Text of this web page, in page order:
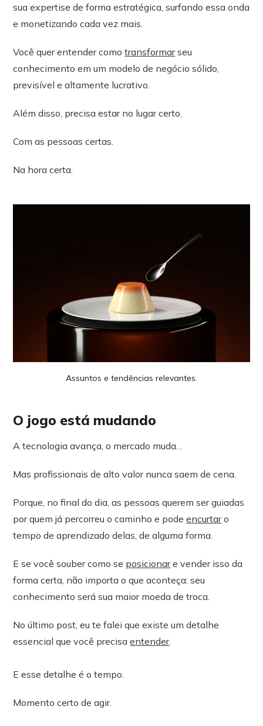
sua expertise de forma estratégica, surfando essa onda
e monetizando cada vez mais.
Você quer entender comotransformarseu
conhecimento em um modelo de negócio sólido,
previsível e altamente lucrativo.
Além disso, precisa estar no lugar certo.
Com as pessoas certas.
Na hora certa.
Assuntos e tendências relevantes.
O jogo está mudando
A tecnologia avança, o mercado muda…
Mas profissionais de alto valor nunca saem de cena.
Porque, no final do dia, as pessoas querem ser guiadas
por quem já percorreu o caminho e podeencurtaro
tempo de aprendizado delas, de alguma forma.
E se você souber como se posicionare vender isso da
forma certa, não importa o que aconteça: seu
conhecimento será sua maior moeda de troca.
No último post, eu te falei que existe um detalhe
essencial que você precisaentender.
E esse detalhe é o tempo.
Momento certo de agir.